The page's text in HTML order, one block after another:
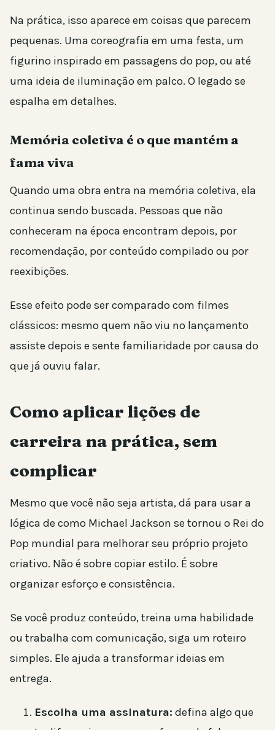
Na prática, isso aparece em coisas que parecem
pequenas. Uma coreografia em uma festa, um
figurino inspirado em passagens do pop, ou até
uma ideia de iluminação em palco. O legado se
espalha em detalhes.
Memória coletiva é o que mantém a
fama viva
Quando uma obra entra na memória coletiva, ela
continua sendo buscada. Pessoas que não
conheceram na época encontram depois, por
recomendação, por conteúdo compilado ou por
reexibições.
Esse efeito pode ser comparado com filmes
clássicos: mesmo quem não viu no lançamento
assiste depois e sente familiaridade por causa do
que já ouviu falar.
Como aplicar lições de
carreira na prática, sem
complicar
Mesmo que você não seja artista, dá para usar a
lógica de como Michael Jackson se tornou o Rei do
Pop mundial para melhorar seu próprio projeto
criativo. Não é sobre copiar estilo. É sobre
organizar esforço e consistência.
Se você produz conteúdo, treina uma habilidade
ou trabalha com comunicação, siga um roteiro
simples. Ele ajuda a transformar ideias em
entrega.
Escolha uma assinatura: defina algo que